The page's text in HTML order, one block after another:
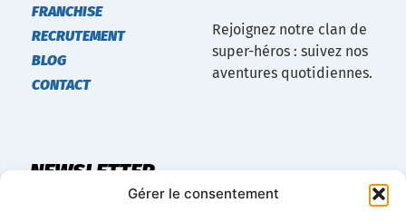
Gérer le consentement
FRANCHISE
RECRUTEMENT
BLOG
CONTACT
Rejoignez notre clan de
super-héros : suivez nos
aventures quotidiennes.
NEWSLETTER